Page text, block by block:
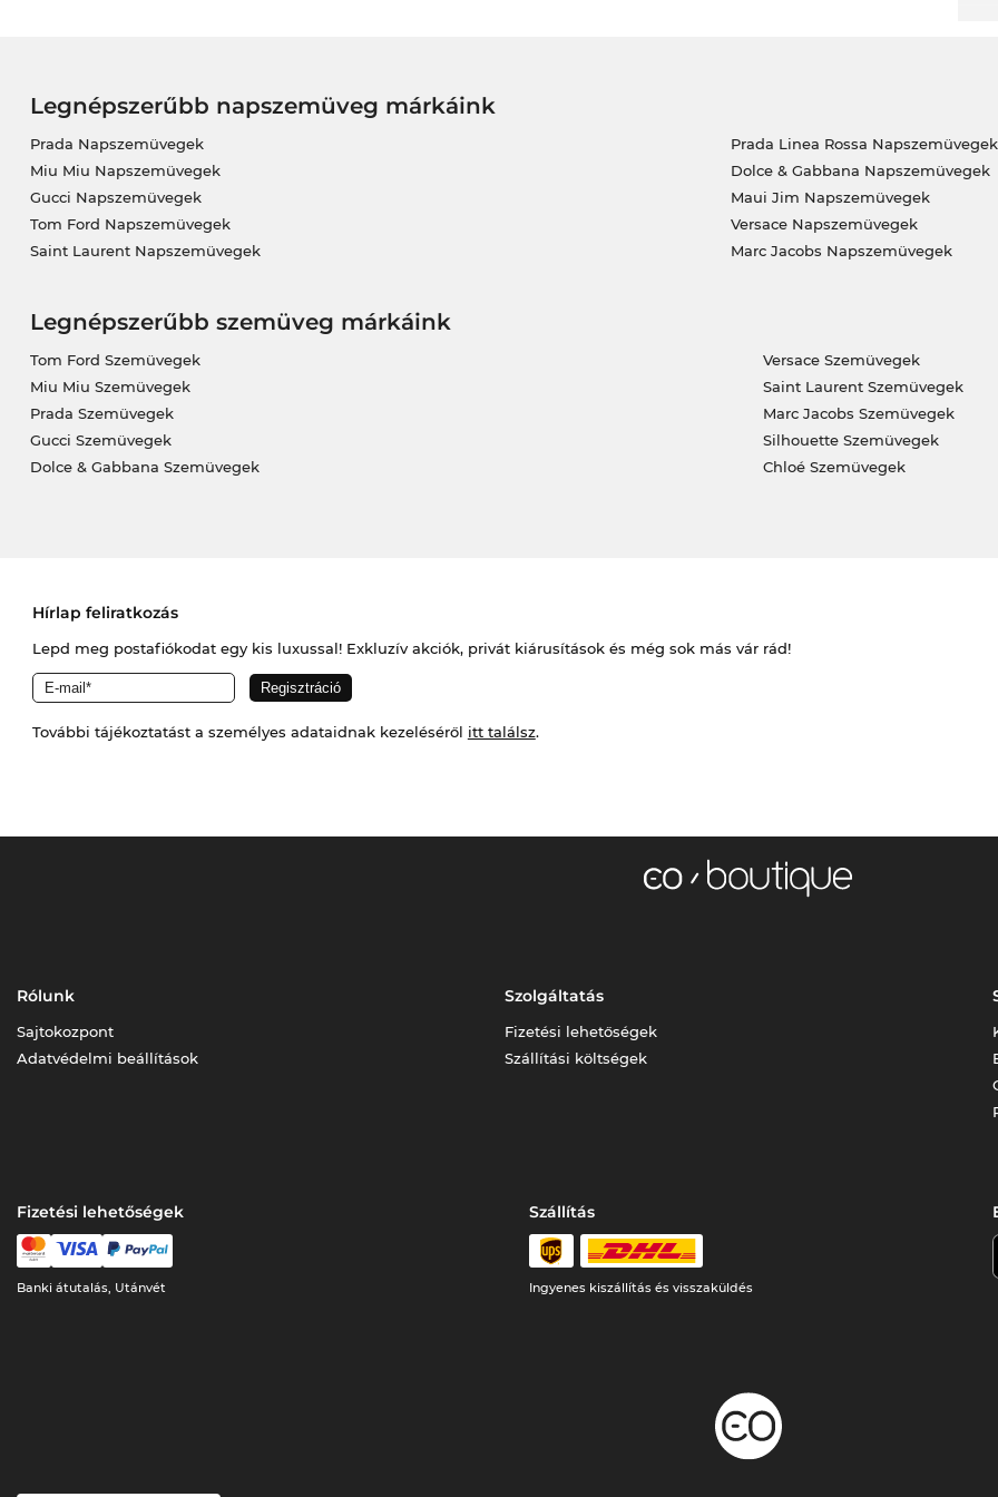
Legnépszerűbb napszemüveg márkáink
Prada Napszemüvegek
Miu Miu Napszemüvegek
Gucci Napszemüvegek
Tom Ford Napszemüvegek
Saint Laurent Napszemüvegek
Prada Linea Rossa Napszemüvegek
Dolce & Gabbana Napszemüvegek
Maui Jim Napszemüvegek
Versace Napszemüvegek
Marc Jacobs Napszemüvegek
Legnépszerűbb szemüveg márkáink
Tom Ford Szemüvegek
Miu Miu Szemüvegek
Prada Szemüvegek
Gucci Szemüvegek
Dolce & Gabbana Szemüvegek
Versace Szemüvegek
Saint Laurent Szemüvegek
Marc Jacobs Szemüvegek
Silhouette Szemüvegek
Chloé Szemüvegek
Hírlap feliratkozás
Lepd meg postafiókodat egy kis luxussal! Exkluzív akciók, privát kiárusítások és még sok más vár rád!
További tájékoztatást a személyes adataidnak kezeléséről itt találsz.
Rólunk
Sajtokozpont
Adatvédelmi beállítások
Szolgáltatás
Fizetési lehetőségek
Szállítási költségek
Fizetési lehetőségek
Banki átutalás, Utánvét
Szállítás
Ingyenes kiszállítás és visszaküldés